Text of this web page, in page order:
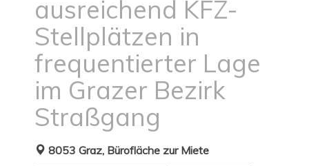
ausreichend KFZ-
Stellplätzen in
frequentierter Lage
im Grazer Bezirk
Straßgang
8053 Graz, Bürofläche zur Miete